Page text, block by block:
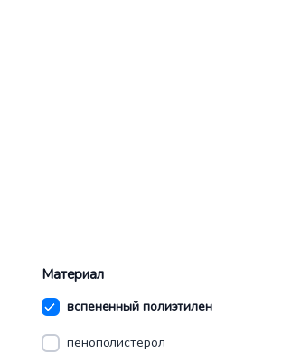
Материал
вспененный полиэтилен
пенополистерол